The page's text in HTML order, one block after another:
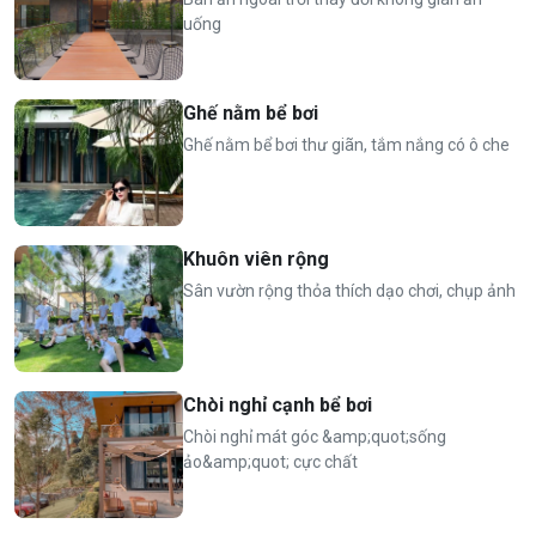
uống
Ghế nằm bể bơi
Ghế nằm bể bơi thư giãn, tắm nắng có ô che
Khuôn viên rộng
Sân vườn rộng thỏa thích dạo chơi, chụp ảnh
Chòi nghỉ cạnh bể bơi
Chòi nghỉ mát góc &amp;quot;sống
ảo&amp;quot; cực chất